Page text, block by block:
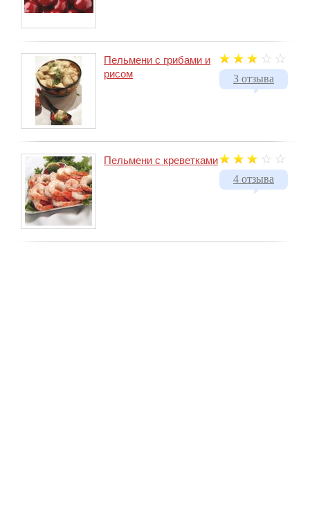
3 отзыва
Пельмени с грибами и
рисом
4 отзыва
Пельмени с креветками